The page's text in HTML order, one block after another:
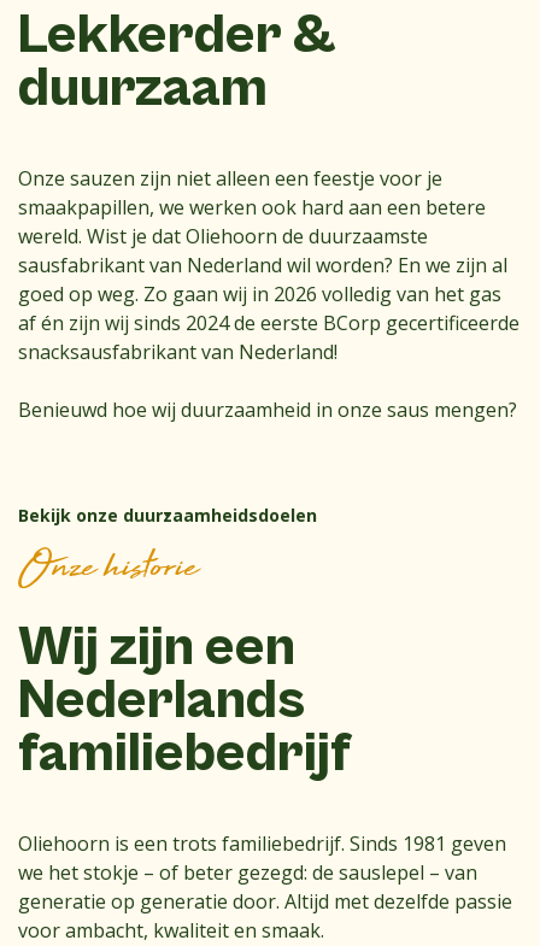
Lekkerder &
duurzaam
Onze sauzen zijn niet alleen een feestje voor je
smaakpapillen, we werken ook hard aan een betere
wereld. Wist je dat Oliehoorn de duurzaamste
sausfabrikant van Nederland wil worden? En we zijn al
goed op weg. Zo gaan wij in 2026 volledig van het gas
af én zijn wij sinds 2024 de eerste BCorp gecertificeerde
snacksausfabrikant van Nederland!
Benieuwd hoe wij duurzaamheid in onze saus mengen?
Bekijk onze duurzaamheidsdoelen
Onze historie
Wij zijn een
Nederlands
familiebedrijf
Oliehoorn is een trots familiebedrijf. Sinds 1981 geven
we het stokje – of beter gezegd: de sauslepel – van
generatie op generatie door. Altijd met dezelfde passie
voor ambacht, kwaliteit en smaak.